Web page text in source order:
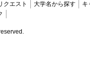
クエスト 大学名から探す キ